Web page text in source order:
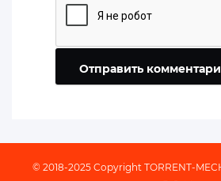
Отправить
© 2018-2025 Copyright TORRENT-